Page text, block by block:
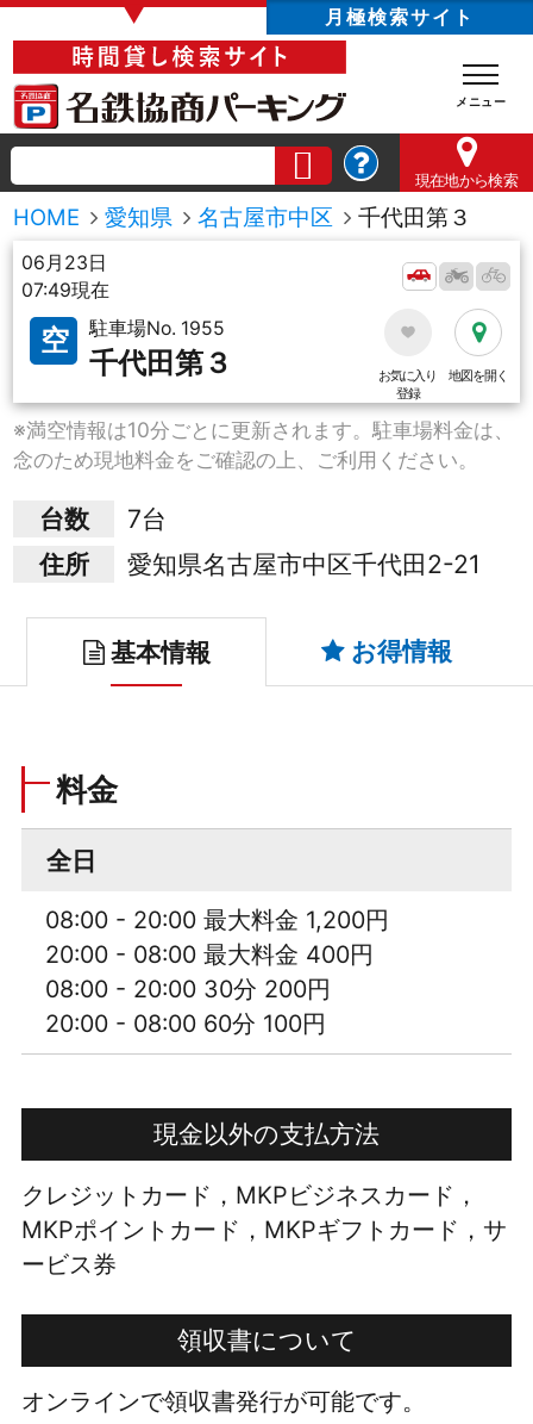
▼ 月極検索サイト
現在地から検索
HOME 愛知県 名古屋市中区 千代田第３
06月23日
07:49現在
空 駐車場No. 1955
千代田第３
お気に入り
登録
地図を開く
※満空情報は10分ごとに更新されます。駐車場料金は、
念のため現地料金をご確認の上、ご利用ください。
台数
7台
住所
愛知県名古屋市中区千代田2-21
基本情報 お得情報
料金
全日
08:00 - 20:00 最大料金 1,200円
20:00 - 08:00 最大料金 400円
08:00 - 20:00 30分 200円
20:00 - 08:00 60分 100円
現金以外の支払方法
クレジットカード，MKPビジネスカード，
MKPポイントカード，MKPギフトカード，サ
ービス券
領収書について
オンラインで領収書発行が可能です。